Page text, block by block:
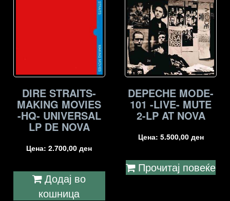
DIRE STRAITS-
MAKING MOVIES
-HQ- UNIVERSAL
LP DE NOVA
Цена:2.700,00ден
Додај во
кошница
DEPECHE MODE-
101 -LIVE- MUTE
2-LP AT NOVA
Цена: 5.500,00 ден
Прочитај повеќе